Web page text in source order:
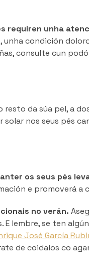
requiren unha
condición
consulte cun
da súa pel, a
nos seus pés
os seus pés
e promoverá a
no verán.
E lembre, se ten
José García
de coidalos co